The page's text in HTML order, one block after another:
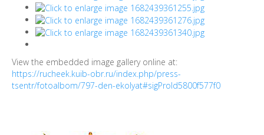
View the embedded image gallery online at:
https://rucheek.kuib-obr.ru/index.php/press-
tsentr/fotoalbom/797-den-ekolyat#sigProId5800f577f0